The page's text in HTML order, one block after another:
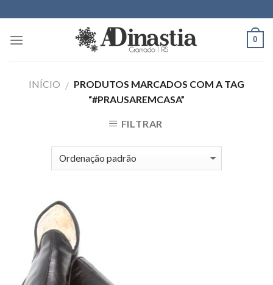
to
content
0
INÍCIO / PRODUTOS MARCADOS COM A TAG
“#PRAUSAREMCASA”
FILTRAR